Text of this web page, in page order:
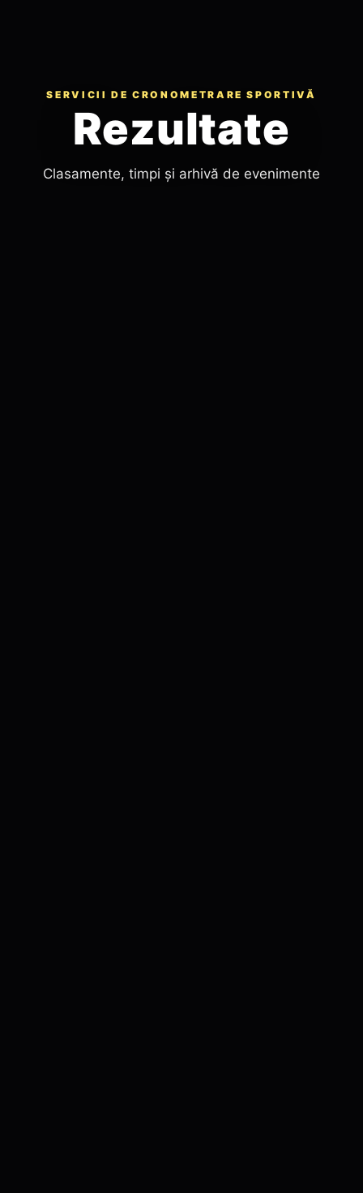
SERVICII DE CRONOMETRARE SPORTIVĂ
Rezultate
Clasamente, timpi și arhivă de evenimente